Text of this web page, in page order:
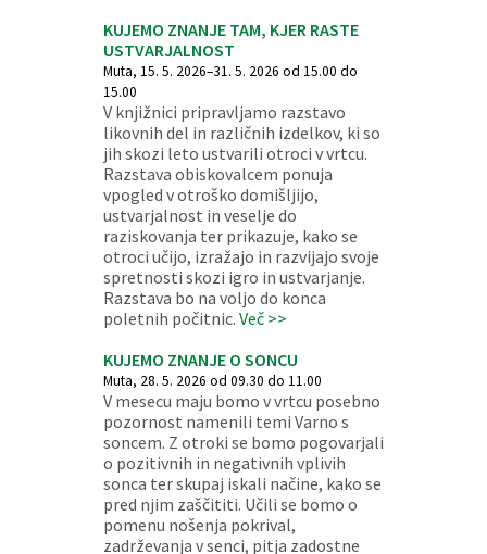
KUJEMO ZNANJE TAM, KJER RASTE
USTVARJALNOST
Muta, 15. 5. 2026–31. 5. 2026 od 15.00 do
15.00
V knjižnici pripravljamo razstavo
likovnih del in različnih izdelkov, ki so
jih skozi leto ustvarili otroci v vrtcu.
Razstava obiskovalcem ponuja
vpogled v otroško domišljijo,
ustvarjalnost in veselje do
raziskovanja ter prikazuje, kako se
otroci učijo, izražajo in razvijajo svoje
spretnosti skozi igro in ustvarjanje.
Razstava bo na voljo do konca
poletnih počitnic. Več >>
KUJEMO ZNANJE O SONCU
Muta, 28. 5. 2026 od 09.30 do 11.00
V mesecu maju bomo v vrtcu posebno
pozornost namenili temi Varno s
soncem. Z otroki se bomo pogovarjali
o pozitivnih in negativnih vplivih
sonca ter skupaj iskali načine, kako se
pred njim zaščititi. Učili se bomo o
pomenu nošenja pokrival,
zadrževanja v senci, pitja zadostne